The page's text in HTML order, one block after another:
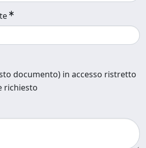
documento) in accesso ristretto
richiesto